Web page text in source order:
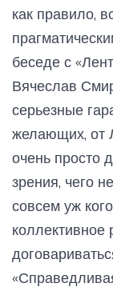
как правило,
беседе с
Вячеслав
серьезные
желающих, от
очень просто
зрения, чего
совсем уж
коллективное